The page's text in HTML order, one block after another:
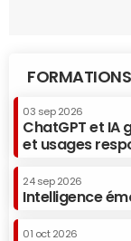
FORMATIONS
03 sep 2026
ChatGPT et IA
et usages
24 sep 2026
Intelligence
01 oct 2026